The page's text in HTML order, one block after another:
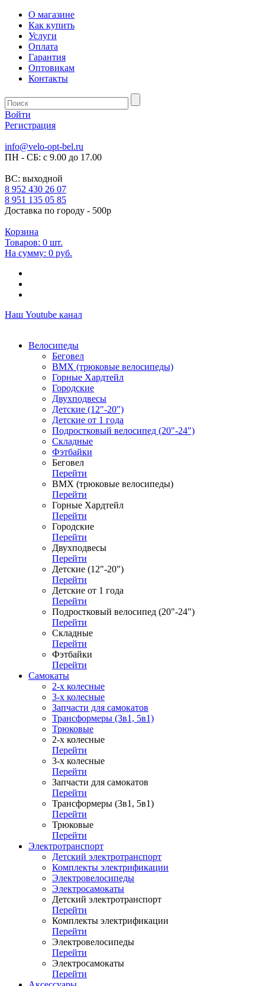
О магазине
Как купить
Услуги
Оплата
Гарантия
Оптовикам
Контакты
Войти
Регистрация
info@velo-opt-bel.ru
ПН - СБ: с 9.00 до 17.00
ВС: выходной
8 952 430 26 07
8 951 135 05 85
Доставка по городу - 500р
Корзина
Товаров: 0 шт.
На сумму: 0 руб.
Наш Youtube канал
Велосипеды
Беговел
ВМХ (трюковые велосипеды)
Горные Хардтейл
Городские
Двухподвесы
Детские (12"-20")
Детские от 1 года
Подростковый велосипед (20"-24")
Складные
Фэтбайки
Беговел
Перейти
ВМХ (трюковые велосипеды)
Перейти
Горные Хардтейл
Перейти
Городские
Перейти
Двухподвесы
Перейти
Детские (12"-20")
Перейти
Детские от 1 года
Перейти
Подростковый велосипед (20"-24")
Перейти
Складные
Перейти
Фэтбайки
Перейти
Самокаты
2-х колесные
3-х колесные
Запчасти для самокатов
Трансформеры (3в1, 5в1)
Трюковые
2-х колесные
Перейти
3-х колесные
Перейти
Запчасти для самокатов
Перейти
Трансформеры (3в1, 5в1)
Перейти
Трюковые
Перейти
Электротранспорт
Детский электротранспорт
Комплекты электрификации
Электровелосипеды
Электросамокаты
Детский электротранспорт
Перейти
Комплекты электрификации
Перейти
Электровелосипеды
Перейти
Электросамокаты
Перейти